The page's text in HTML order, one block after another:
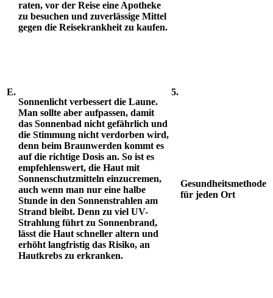
raten, vor der Reise eine Apotheke
zu besuchen und zuverlässige Mittel
gegen die Reisekrankheit zu kaufen.
E.
Sonnenlicht verbessert die Laune.
Man sollte aber aufpassen, damit
das Sonnenbad nicht gefährlich und
die Stimmung nicht verdorben wird,
denn beim Braunwerden kommt es
auf die richtige Dosis an. So ist es
empfehlenswert, die Haut mit
Sonnenschutzmitteln einzucremen,
auch wenn man nur eine halbe
Stunde in den Sonnenstrahlen am
Strand bleibt. Denn zu viel UV-
Strahlung führt zu Sonnenbrand,
lässt die Haut schneller altern und
erhöht langfristig das Risiko, an
Hautkrebs zu erkranken.
5.
Gesundheitsmethode
für jeden Ort